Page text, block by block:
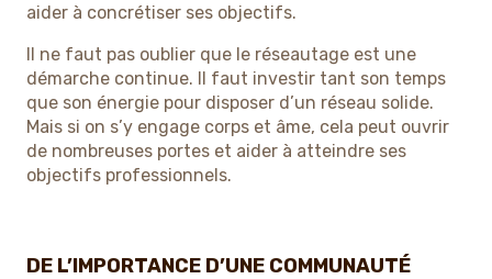
aider à concrétiser ses objectifs.
Il ne faut pas oublier que le réseautage est une
démarche continue. Il faut investir tant son temps
que son énergie pour disposer d’un réseau solide.
Mais si on s’y engage corps et âme, cela peut ouvrir
de nombreuses portes et aider à atteindre ses
objectifs professionnels.
DE L’IMPORTANCE D’UNE COMMUNAUTÉ